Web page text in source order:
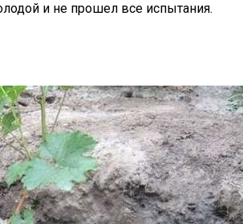
и не прошел все испытания.